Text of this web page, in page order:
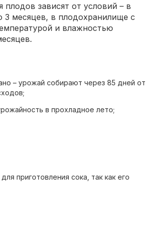
плодов зависят от условий – в
3 месяцев, в плодохранилище с
и влажностью
– урожай собирают через 85 дней от
в прохладное лето;
сахаров – до 7,8% и каротина –
приготовления сока, так как его